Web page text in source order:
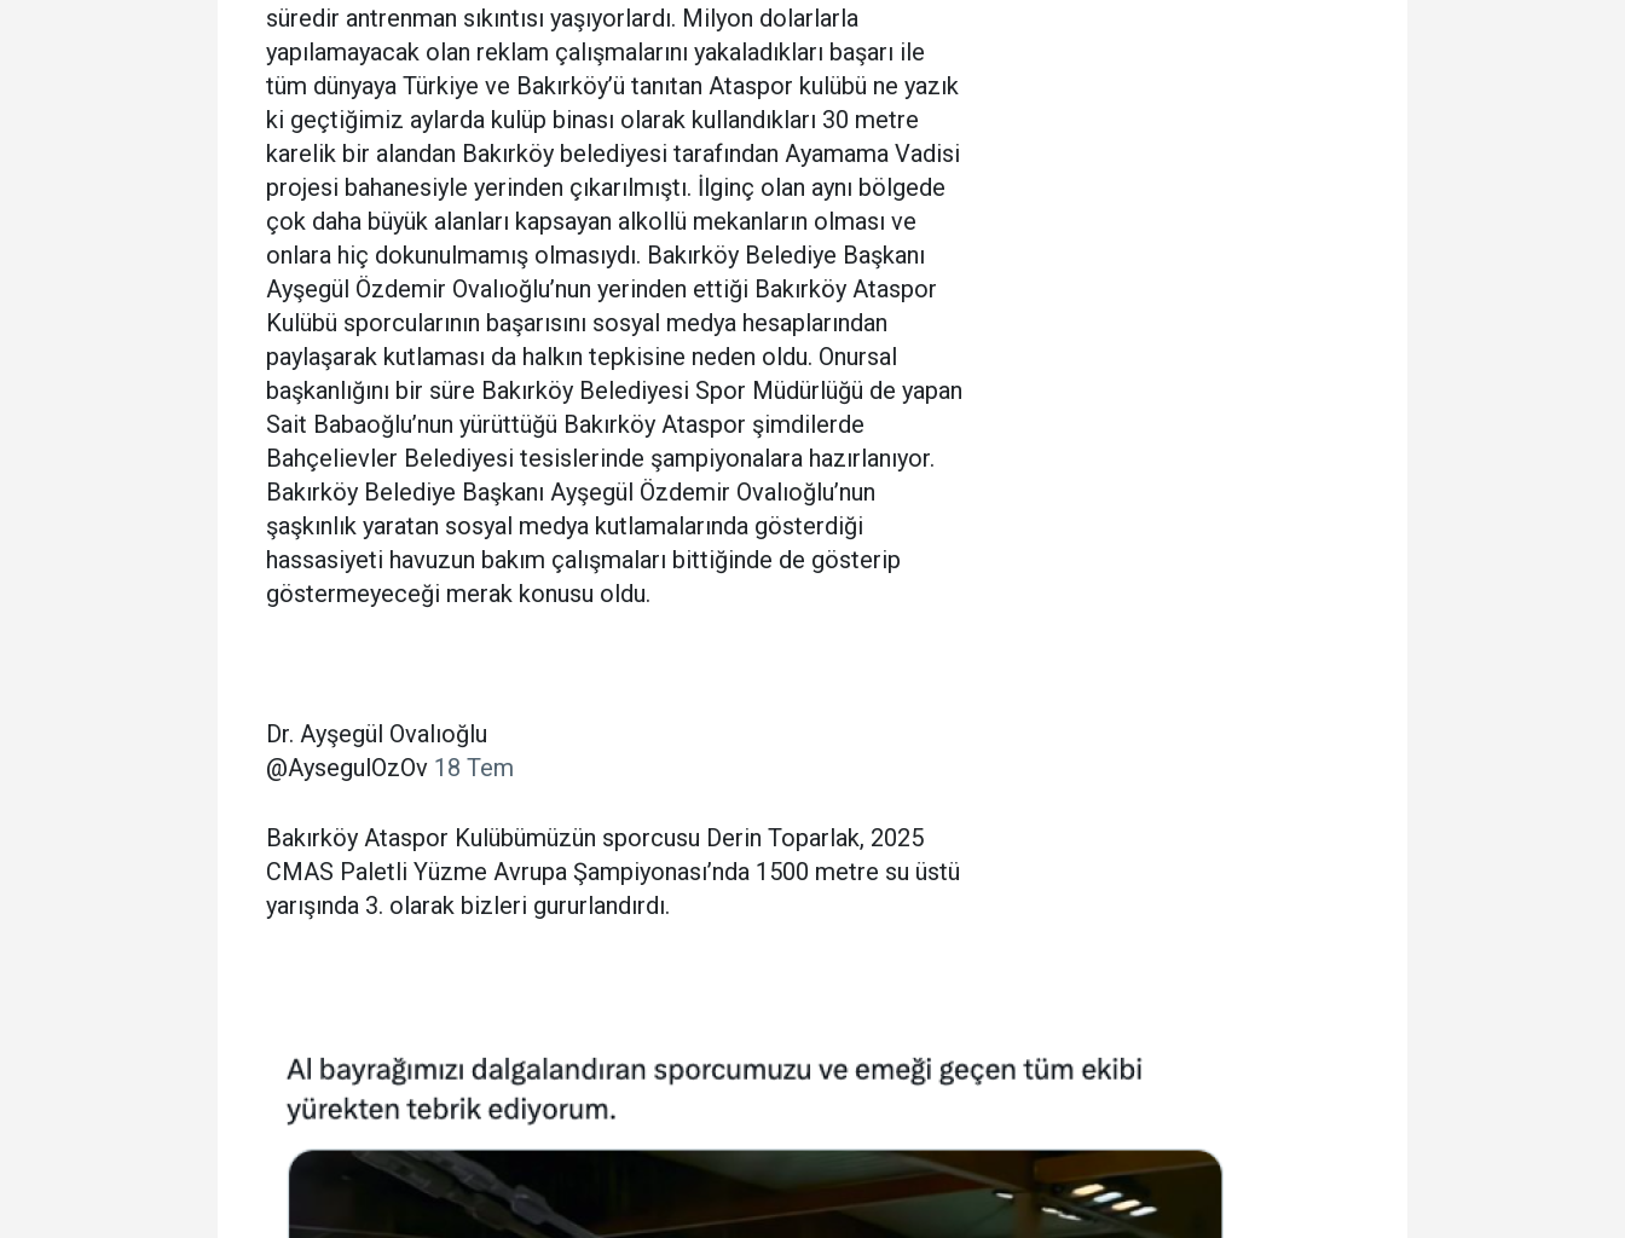
süredir antrenman sıkıntısı yaşıyorlardı. Milyon dolarlarla
yapılamayacak olan reklam çalışmalarını yakaladıkları başarı ile
tüm dünyaya Türkiye ve Bakırköy’ü tanıtan Ataspor kulübü ne yazık
ki geçtiğimiz aylarda kulüp binası olarak kullandıkları 30 metre
karelik bir alandan Bakırköy belediyesi tarafından Ayamama Vadisi
projesi bahanesiyle yerinden çıkarılmıştı. İlginç olan aynı bölgede
çok daha büyük alanları kapsayan alkollü mekanların olması ve
onlara hiç dokunulmamış olmasıydı. Bakırköy Belediye Başkanı
Ayşegül Özdemir Ovalıoğlu’nun yerinden ettiği Bakırköy Ataspor
Kulübü sporcularının başarısını sosyal medya hesaplarından
paylaşarak kutlaması da halkın tepkisine neden oldu. Onursal
başkanlığını bir süre Bakırköy Belediyesi Spor Müdürlüğü de yapan
Sait Babaoğlu’nun yürüttüğü Bakırköy Ataspor şimdilerde
Bahçelievler Belediyesi tesislerinde şampiyonalara hazırlanıyor.
Bakırköy Belediye Başkanı Ayşegül Özdemir Ovalıoğlu’nun
şaşkınlık yaratan sosyal medya kutlamalarında gösterdiği
hassasiyeti havuzun bakım çalışmaları bittiğinde de gösterip
göstermeyeceği merak konusu oldu.
Dr. Ayşegül Ovalıoğlu
@AysegulOzOv 18 Tem
Bakırköy Ataspor Kulübümüzün sporcusu Derin Toparlak, 2025
CMAS Paletli Yüzme Avrupa Şampiyonası’nda 1500 metre su üstü
yarışında 3. olarak bizleri gururlandırdı.